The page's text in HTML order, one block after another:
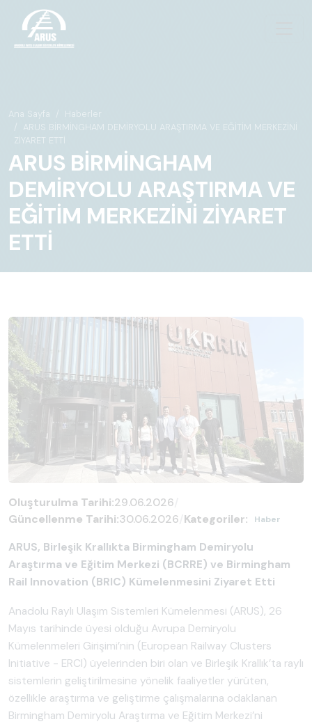
Ana Sayfa
Haberler
ARUS BİRMİNGHAM DEMİRYOLU ARAŞTIRMA VE EĞİTİM MERKEZİNİ
ZİYARET ETTİ
ARUS BİRMİNGHAM
DEMİRYOLU ARAŞTIRMA VE
EĞİTİM MERKEZİNİ ZİYARET
ETTİ
Oluşturulma Tarihi:29.06.2026
Güncellenme Tarihi:30.06.2026 Kategoriler: Haber
ARUS, Birleşik Krallıkta Birmingham Demiryolu
Araştırma ve Eğitim Merkezi (BCRRE) ve Birmingham
Rail Innovation (BRIC) Kümelenmesini Ziyaret Etti
Anadolu Raylı Ulaşım Sistemleri Kümelenmesi (ARUS), 26
Mayıs tarihinde üyesi olduğu Avrupa Demiryolu
Kümelenmeleri Girişimi’nin (European Railway Clusters
Initiative - ERCI) üyelerinden biri olan ve Birleşik Krallık’ta raylı
sistemlerin geliştirilmesine yönelik faaliyetler yürüten,
özellikle araştırma ve geliştirme çalışmalarına odaklanan
Birmingham Demiryolu Araştırma ve Eğitim Merkezi’ni